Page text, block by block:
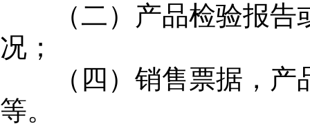
（二）产品检验报告
况；
（四）销售票据，产
等。